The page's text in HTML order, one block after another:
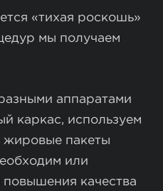
«тихая роскошь»
мы получаем
аппаратами
каркас, используем
жировые пакеты
или
качества